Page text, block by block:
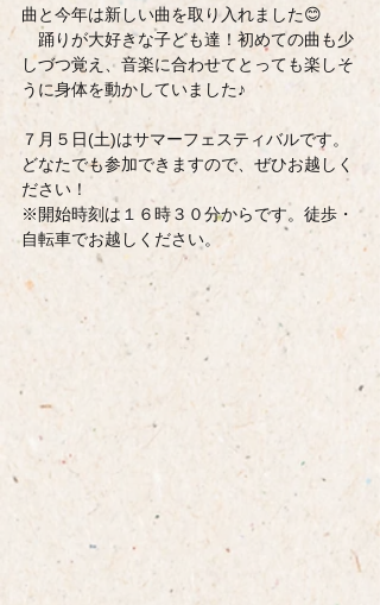
曲と今年は新しい曲を取り入れました😊
踊りが大好きな子ども達！初めての曲も少
しづつ覚え、音楽に合わせてとっても楽しそ
うに身体を動かしていました♪
７月５日(土)はサマーフェスティバルです。
どなたでも参加できますので、ぜひお越しく
ださい！
※開始時刻は１６時３０分からです。徒歩・
自転車でお越しください。